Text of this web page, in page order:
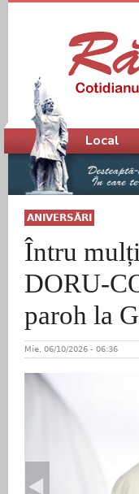
ANIVERSĂRI
Întru
DORU-
paroh la
Mie, 06/10/2026 - 06:36
Meniu principal
Local